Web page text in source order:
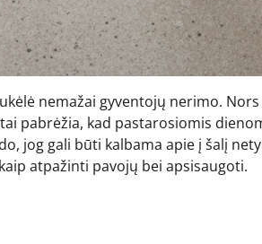
nemažai gyventojų nerimo.
pabrėžia, kad pastarosiomis
jog gali būti kalbama apie į šalį
atpažinti pavojų bei apsisaugoti.